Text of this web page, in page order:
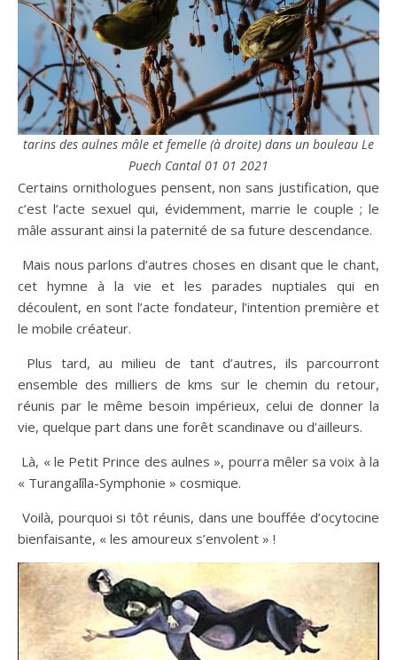
tarins des aulnes mâle et femelle (à droite) dans un bouleau Le
Puech Cantal 01 01 2021
Certains ornithologues pensent, non sans justification, que
c’est l’acte sexuel qui, évidemment, marrie le couple ; le
mâle assurant ainsi la paternité de sa future descendance.
​ Mais nous parlons d’autres choses en disant que le chant,
cet hymne à la vie et les parades nuptiales qui en
découlent, en sont l’acte fondateur, l’intention première et
le mobile créateur.
​ Plus tard, au milieu de tant d’autres, ils parcourront
ensemble des milliers de kms sur le chemin du retour,
réunis par le même besoin impérieux, celui de donner la
vie, quelque part dans une forêt scandinave ou d’ailleurs.
Là, « le Petit Prince des aulnes », pourra mêler sa voix à la
« Turangalîla-Symphonie » cosmique.
​ Voilà, pourquoi si tôt réunis, dans une bouffée d’ocytocine
bienfaisante, « les amoureux s’envolent » !